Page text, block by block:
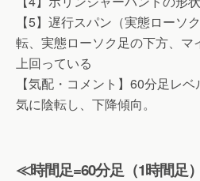
【5】遅行スパン（実態ローソ
転、実態ローソク足の下方、マ
上回っている
【気配・コメント】60分足レ
気に陰転し、下降傾向。
≪時間足=60分足（1時間足